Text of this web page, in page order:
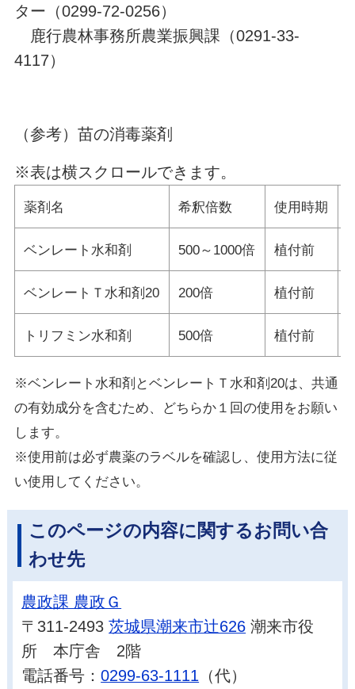
ター（0299-72-0256）
鹿行農林事務所農業振興課（0291-33-
4117）
（参考）苗の消毒薬剤
※表は横スクロールできます。
薬剤名 希釈倍数 使用時期
ベンレート水和剤 500～1000倍 植付前
ベンレートＴ水和剤20 200倍 植付前
トリフミン水和剤 500倍 植付前
※ベンレート水和剤とベンレートＴ水和剤20は、共通
の有効成分を含むため、どちらか１回の使用をお願い
します。
※使用前は必ず農薬のラベルを確認し、使用方法に従
い使用してください。
このページの内容に関するお問い合
わせ先
農政課 農政Ｇ
〒311-2493茨城県潮来市辻626 潮来市役
所 本庁舎 2階
電話番号：0299-63-1111 （代）